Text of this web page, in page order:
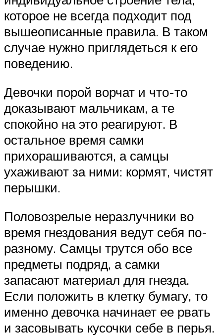
которое не всегда подходит под
вышеописанные правила. В таком
случае нужно приглядеться к его
поведению.
Девочки порой ворчат и что-то
доказывают мальчикам, а те
спокойно на это реагируют. В
остальное время самки
прихорашиваются, а самцы
ухаживают за ними: кормят, чистят
перышки.
Половозрелые неразлучники во
время гнездования ведут себя по-
разному. Самцы трутся обо все
предметы подряд, а самки
запасают материал для гнезда.
Если положить в клетку бумагу, то
именно девочка начинает ее рвать
и засовывать кусочки себе в перья.